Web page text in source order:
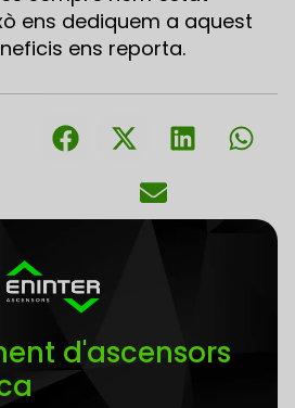
ens dediquem a aquest
ens reporta.
d'ascensors